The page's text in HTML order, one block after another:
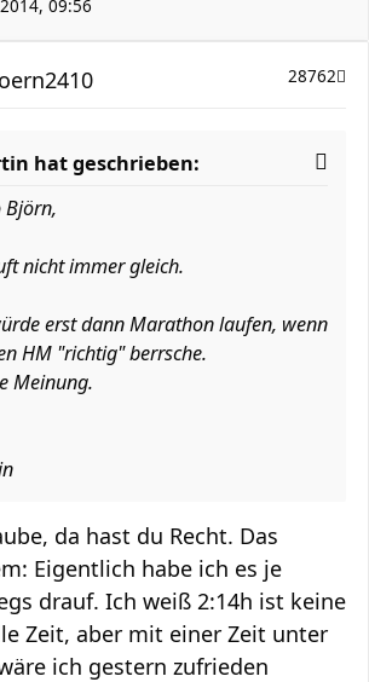
09:56
28762
hat geschrieben:
Björn,
nicht immer gleich.
erst dann Marathon laufen, wenn
HM "richtig" berrsche.
Meinung.
da hast du Recht. Das
Eigentlich habe ich es je
drauf. Ich weiß 2:14h ist keine
Zeit, aber mit einer Zeit unter
ich gestern zufrieden